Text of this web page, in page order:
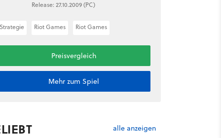
Release: 27.10.2009 (PC)
Riot Games Riot Games
Preisvergleich
Mehr zum Spiel
alle anzeigen